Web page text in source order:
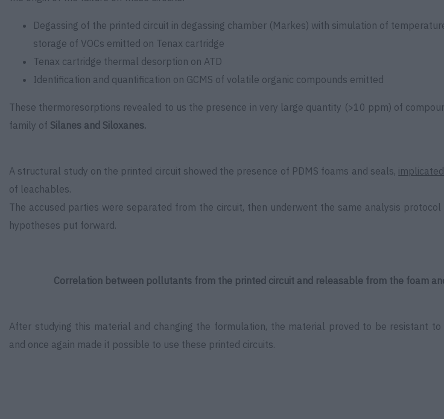
Degassing of the printed circuit in degassing chamber (Markes) with simulation of
storage of VOCs emitted on Tenax cartridge
Tenax cartridge thermal desorption on ATD
Identification and quantification on GCMS of volatile organic compounds emitted
These thermoresorptions revealed to us the presence in very large quantity (>10 ppm) of
family of Silanes and Siloxanes.
A structural study on the printed circuit showed the presence of PDMS foams and seals, implicated
of leachables.
The accused parties were separated from the circuit, then underwent the same analysis
hypotheses put forward.
Correlation between pollutants from the printed circuit and releasable from the foam
After studying this material and changing the formulation, the material proved to be resistant
and once again made it possible to use these printed circuits.